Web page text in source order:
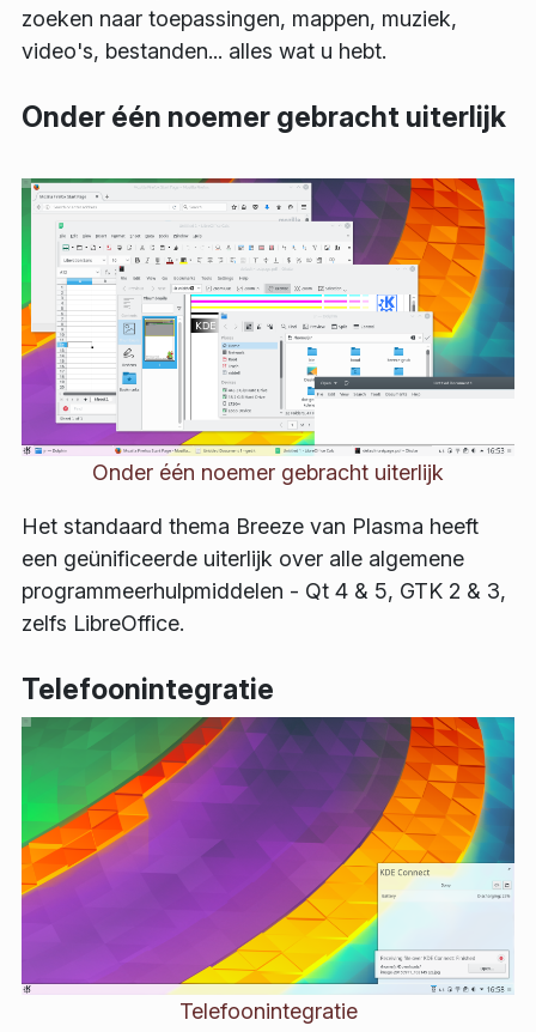
zoeken naar toepassingen, mappen, muziek,
video's, bestanden... alles wat u hebt.
Onder één noemer gebracht uiterlijk
Onder één noemer gebracht uiterlijk
Het standaard thema Breeze van Plasma heeft
een geünificeerde uiterlijk over alle algemene
programmeerhulpmiddelen - Qt 4 & 5, GTK 2 & 3,
zelfs LibreOffice.
Telefoonintegratie
Telefoonintegratie